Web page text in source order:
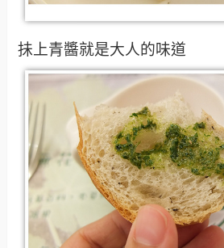
抺上青醬就是大人的味道